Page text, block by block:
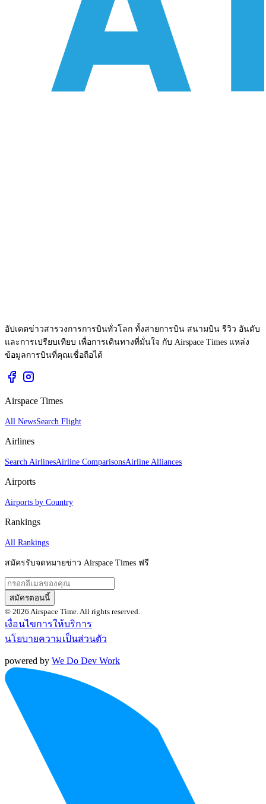
อัปเดตข่าวสารวงการการบินทั่วโลก ทั้งสายการบิน สนามบิน รีวิว อันดับ
และการเปรียบเทียบ เพื่อการเดินทางที่มั่นใจ กับ Airspace Times แหล่ง
ข้อมูลการบินที่คุณเชื่อถือได้
Airspace Times
All NewsSearch Flight
Airlines
Search AirlinesAirline ComparisonsAirline Alliances
Airports
Airports by Country
Rankings
All Rankings
สมัครรับจดหมายข่าว Airspace Times ฟรี
สมัครตอนนี้
© 2026 Airspace Time. All rights reserved.
เงื่อนไขการให้บริการ
นโยบายความเป็นส่วนตัว
powered by We Do Dev Work